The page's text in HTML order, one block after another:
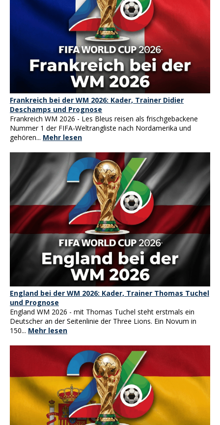
Frankreich bei der WM 2026: Kader, Trainer Didier
Deschamps und Prognose
Frankreich WM 2026 - Les Bleus reisen als frischgebackene
Nummer 1 der FIFA-Weltrangliste nach Nordamerika und
gehören... Mehr lesen
England bei der WM 2026: Kader, Trainer Thomas Tuchel
und Prognose
England WM 2026 - mit Thomas Tuchel steht erstmals ein
Deutscher an der Seitenlinie der Three Lions. Ein Novum in
150... Mehr lesen